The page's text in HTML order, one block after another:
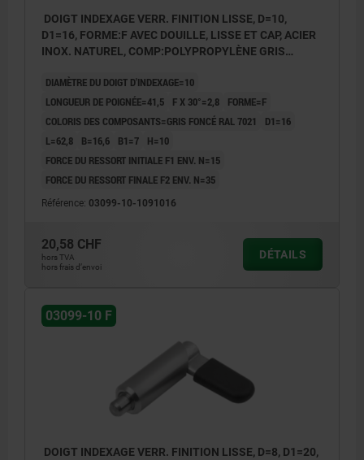
DOIGT INDEXAGE VERR. FINITION LISSE, D=10,
D1=16, FORME:F AVEC DOUILLE, LISSE ET CAP, ACIER
INOX. NATUREL, COMP:POLYPROPYLÈNE GRIS
DIAMÈTRE DU DOIGT D'INDEXAGE=10
LONGUEUR DE POIGNÉE=41,5
F X 30°=2,8
FORME=F
COLORIS DES COMPOSANTS=GRIS FONCÉ RAL 7021
D1=16
L=62,8
B=16,6 B1=7
H=10
FORCE DU RESSORT INITIALE F1 ENV. N=15
FORCE DU RESSORT FINALE F2 ENV. N=35
Référence: 03099-10-1091016
20,58 CHF
hors TVA
hors frais d’envoi
DÉTAILS
03099-10 F
DOIGT INDEXAGE VERR. FINITION LISSE, D=8, D1=20,